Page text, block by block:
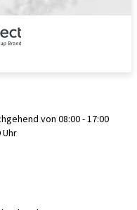
von 08:00 - 17:00